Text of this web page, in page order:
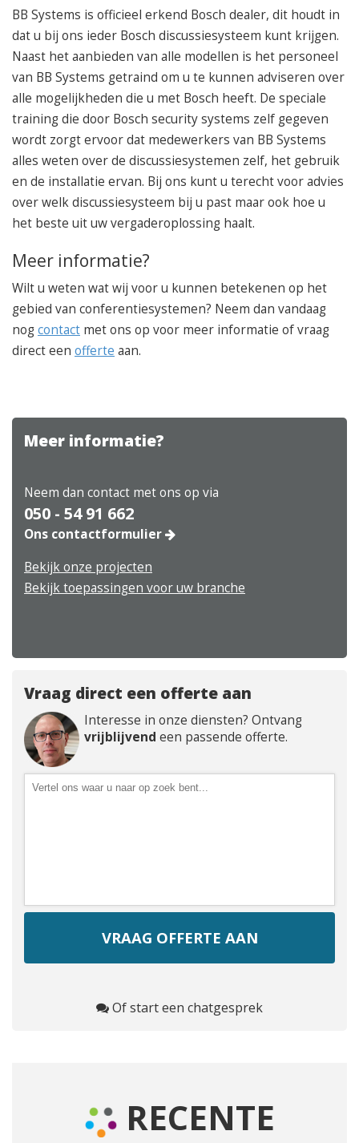
BB Systems is officieel erkend Bosch dealer, dit houdt in
dat u bij ons ieder Bosch discussiesysteem kunt krijgen.
Naast het aanbieden van alle modellen is het personeel
van BB Systems getraind om u te kunnen adviseren over
alle mogelijkheden die u met Bosch heeft. De speciale
training die door Bosch security systems zelf gegeven
wordt zorgt ervoor dat medewerkers van BB Systems
alles weten over de discussiesystemen zelf, het gebruik
en de installatie ervan. Bij ons kunt u terecht voor advies
over welk discussiesysteem bij u past maar ook hoe u
het beste uit uw vergaderoplossing haalt.
Meer informatie?
Wilt u weten wat wij voor u kunnen betekenen op het
gebied van conferentiesystemen? Neem dan vandaag
nogcontact met ons op voor meer informatie of vraag
direct een offerte aan.
Meer informatie?
Neem dan contact met ons op via
050 - 54 91 662
Ons contactformulier
Bekijk onze projecten
Bekijk toepassingen voor uw branche
Vraag direct een offerte aan
Interesse in onze diensten? Ontvang
vrijblijvend een passende offerte.
Of start een chatgesprek
RECENTE